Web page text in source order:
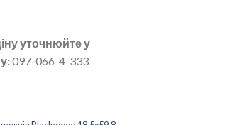
уточнюйте у
097-066-4-333